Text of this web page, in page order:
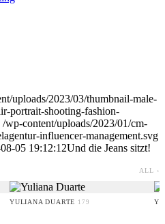
uploads/2023/03/thumbnail-male-
portrait-shooting-fashion-
/wp-content/uploads/2023/01/cm-
influencer-management.svg
05 19:12:12Und die Jeans sitzt!
ALL ›
YULIANA DUARTE 179